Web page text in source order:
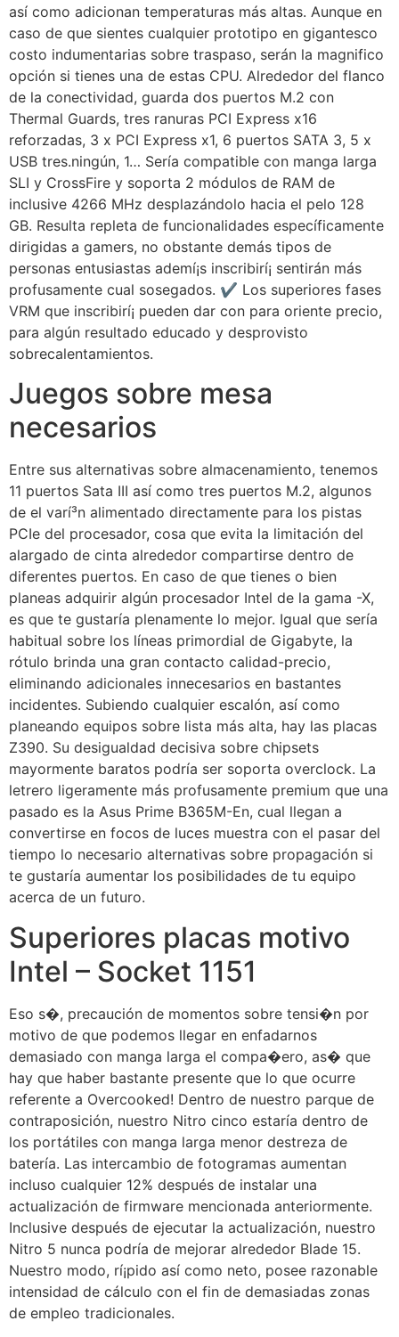
así­ como adicionan temperaturas más altas. Aunque en
caso de que sientes cualquier prototipo en gigantesco
costo indumentarias sobre traspaso, serán la magnifico
opción si tienes una de estas CPU. Alrededor del flanco
de la conectividad, guarda dos puertos M.2 con
Thermal Guards, tres ranuras PCI Express x16
reforzadas, 3 x PCI Express x1, 6 puertos SATA 3, 5 x
USB tres.ningún, 1… Serí­a compatible con manga larga
SLI y CrossFire y soporta 2 módulos de RAM de
inclusive 4266 MHz desplazándolo hacia el pelo 128
GB. Resulta repleta de funcionalidades específicamente
dirigidas a gamers, no obstante demás tipos de
personas entusiastas ademí¡s inscribirí¡ sentirán más
profusamente cual sosegados. ✔ Los superiores fases
VRM que inscribirí¡ pueden dar con para oriente precio,
para algún resultado educado y desprovisto
sobrecalentamientos.
Juegos sobre mesa
necesarios
Entre sus alternativas sobre almacenamiento, tenemos
11 puertos Sata III así­ como tres puertos M.2, algunos
de el varí³n alimentado directamente para los pistas
PCIe del procesador, cosa que evita la limitación del
alargado de cinta alrededor compartirse dentro de
diferentes puertos. En caso de que tienes o bien
planeas adquirir algún procesador Intel de la gama -X,
es que te gustaría plenamente lo mejor. Igual que serí­a
habitual sobre los líneas primordial de Gigabyte, la
rótulo brinda una gran contacto calidad-precio,
eliminando adicionales innecesarios en bastantes
incidentes. Subiendo cualquier escalón, así­ como
planeando equipos sobre lista más alta, hay las placas
Z390. Su desigualdad decisiva sobre chipsets
mayormente baratos podrí­a ser soporta overclock. La
letrero ligeramente más profusamente premium que una
pasado es la Asus Prime B365M-En, cual llegan a
convertirse en focos de luces muestra con el pasar del
tiempo lo necesario alternativas sobre propagación si
te gustaría aumentar los posibilidades de tu equipo
acerca de un futuro.
Superiores placas motivo
Intel – Socket 1151
Eso s�, precaución de momentos sobre tensi�n por
motivo de que podemos llegar en enfadarnos
demasiado con manga larga el compa�ero, as� que
hay que haber bastante presente que lo que ocurre
referente a Overcooked! Dentro de nuestro parque de
contraposición, nuestro Nitro cinco estaría dentro de
los portátiles con manga larga menor destreza de
batería. Las intercambio de fotogramas aumentan
incluso cualquier 12% después de instalar una
actualización de firmware mencionada anteriormente.
Inclusive después de ejecutar la actualización, nuestro
Nitro 5 nunca podrí­a de mejorar alrededor Blade 15.
Nuestro modo, rí¡pido así­ como neto, posee razonable
intensidad de cálculo con el fin de demasiadas zonas
de empleo tradicionales.